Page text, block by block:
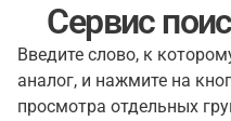
Сервис
Введите слово, к
аналог, и нажмите на
просмотра отдельных